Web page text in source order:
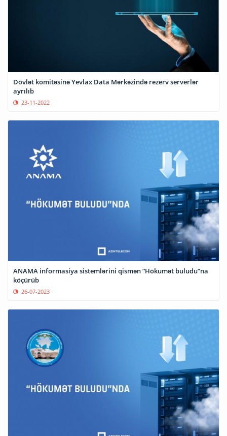
Dövlət komitəsinə Yevlax Data Mərkəzində rezerv serverlər
ayrılıb
23-11-2022
ANAMA informasiya sistemlərini qismən “Hökumət buludu”na
köçürüb
26-07-2023